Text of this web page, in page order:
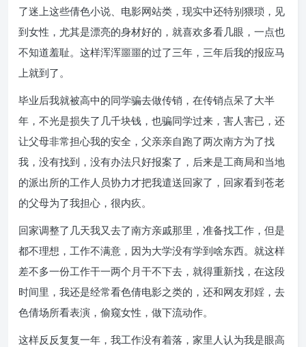
了迷上这些倩色小说、电影网站类，现实中还特别猥琐，见
到女性，尤其是漂亮的身材好的，就喜欢多看几眼，一点也
不知道羞耻。这样浑浑噩噩的过了三年，三年后我的报应马
上就到了。
毕业后我就被高中的同学骗去做传销，在传销点呆了大半
年，不光是损失了几千块钱，也骗同学过来，害人害已，还
让父母非常担心我的安全，父亲亲自跑了两次南方为了找
我，没有找到，没有办法只好报案了，后来是工商局和当地
的派出所的工作人员协力才把我遣送回家了，回家看到苍老
的父母为了我担心，很内疚。
回家调整了几天我又去了南方亲戚那里，准备找工作，但是
都不理想，工作不满意，因为大学没有学到啥东西。就这样
差不多一份工作干一两个月干不下去，就得重新找，在这段
时间里，我还是经常看色倩电影之类的，还和网友邪婬，去
色倩场所看表演，偷窥女性，做下流动作。
这样反反复复一年，我工作没有着落，家里人认为我是眼高